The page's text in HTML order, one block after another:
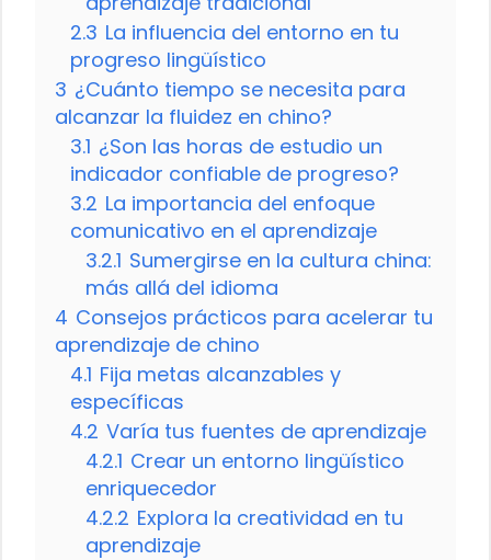
2.3 La influencia del entorno en tu
progreso lingüístico
3 ¿Cuánto tiempo se necesita para
alcanzar la fluidez en chino?
3.1 ¿Son las horas de estudio un
indicador confiable de progreso?
3.2 La importancia del enfoque
comunicativo en el aprendizaje
3.2.1 Sumergirse en la cultura china:
más allá del idioma
4 Consejos prácticos para acelerar tu
aprendizaje de chino
4.1 Fija metas alcanzables y
específicas
4.2 Varía tus fuentes de aprendizaje
4.2.1 Crear un entorno lingüístico
enriquecedor
4.2.2 Explora la creatividad en tu
aprendizaje